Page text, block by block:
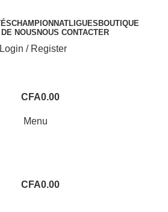
CHAMPIONNATLIGUES BOUTIQUE
NOUS NOUS CONTACTER
Login / Register
CFA0.00
Menu
CFA0.00